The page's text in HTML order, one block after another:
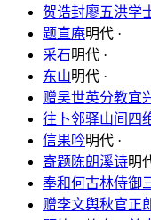
贺诰封廖五洪学
题直庵明代 ·
采石明代 ·
东山明代 ·
赠吴世英分教宜
往卜邻驿山间四
信果吟明代 ·
寄题陈朗溪诗明
奉和何古林侍御
赠李文舆秋官正